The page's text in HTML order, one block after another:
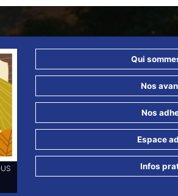
Qui
Nos
Nos
Espace
Infos